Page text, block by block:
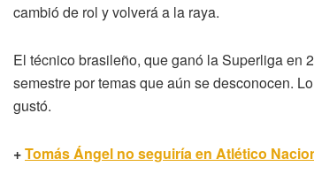
cambió de rol y volverá a la raya.
El técnico brasileño, que ganó la Superliga en
semestre por temas que aún se desconocen.
gustó.
+Tomás Ángel no seguiría en Atlético